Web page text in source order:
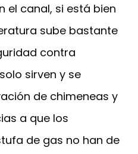
el canal, si está bien
sube bastante
contra
sirven y se
de chimeneas y
a que los
de gas no han de